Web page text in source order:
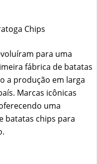
Chips
para uma
fábrica de batatas
a produção em larga
Marcas icônicas
uma
batatas chips para